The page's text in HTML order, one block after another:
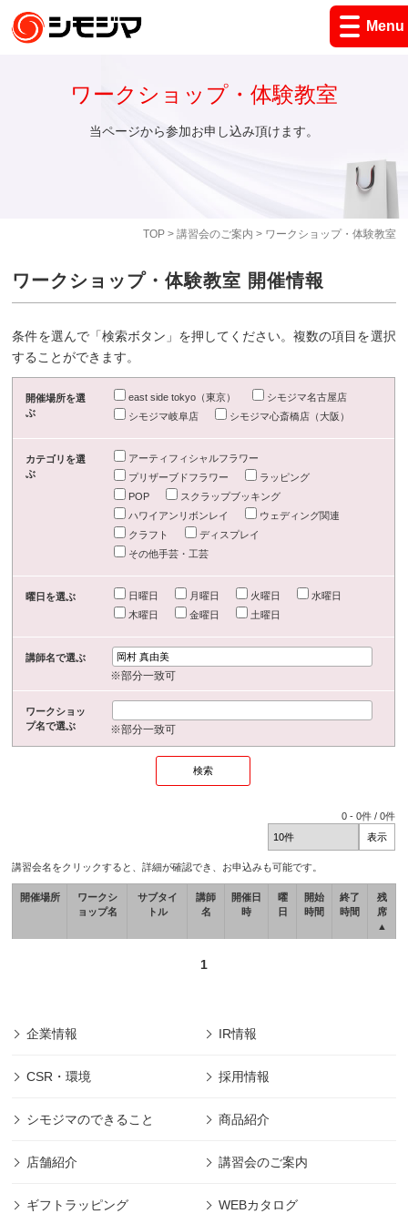
Menu
TOP> 講習会のご案内 > ワークショップ・体験教室
ワークショップ・体験教室
当ページから参加お申し込み頂けます。
ワークショップ・体験教室 開催情報
条件を選んで「検索ボタン」を押してください。複数の項目を選択
することができます。
開催場所を選
ぶ
east side tokyo（東京）
シモジマ名古屋店
シモジマ岐阜店
シモジマ心斎橋店（大阪）
カテゴリを選
ぶ
アーティフィシャルフラワー
プリザーブドフラワー
ラッピング
POP
スクラップブッキング
ハワイアンリボンレイ
ウェディング関連
クラフト
ディスプレイ
その他手芸・工芸
曜日を選ぶ 日曜日 月曜日 火曜日
水曜日
木曜日
金曜日 土曜日
講師名で選ぶ
※部分一致可
ワークショッ
プ名で選ぶ
※部分一致可
0 -0件 /0件
講習会名をクリックすると、詳細が確認でき、お申込みも可能です。
開催場所
ワークシ
ョップ名
サブタイ
トル
講師
名
開催日
時
曜
日
開始
時間
終了
時間
残
席
▲
1
企業情報 IR情報
CSR・環境 採用情報
シモジマのできること 商品紹介
店舗紹介 講習会のご案内
ギフトラッピング WEBカタログ